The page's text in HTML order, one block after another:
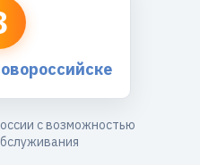
с возможностью